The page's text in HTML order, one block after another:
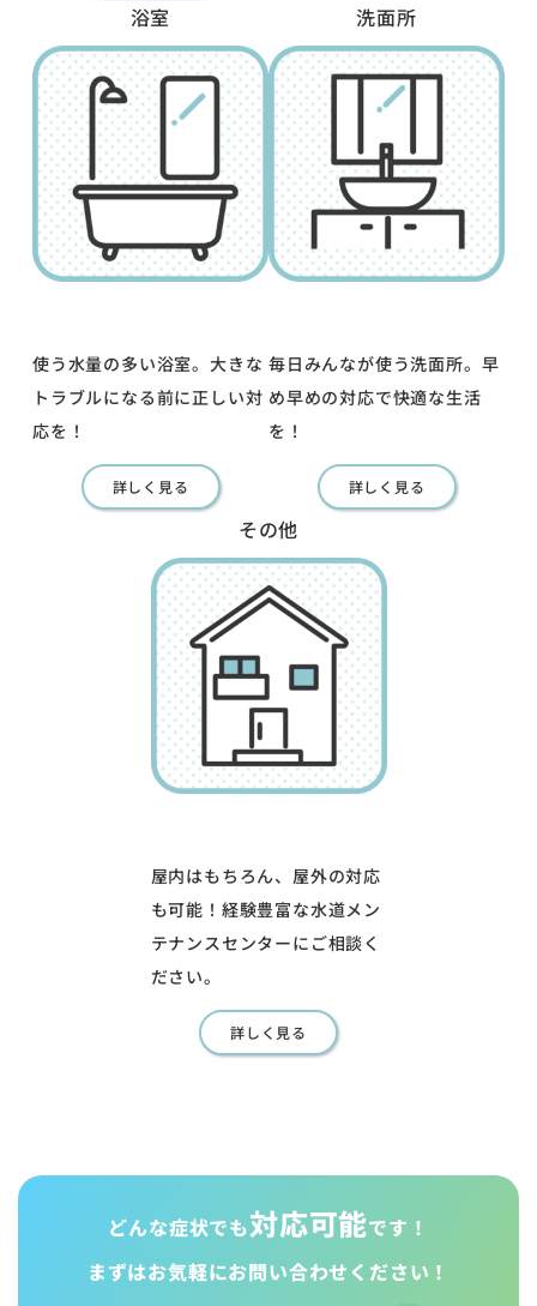
浴室
使う水量の多い浴室。大きな
トラブルになる前に正しい対
応を！
詳しく見る
洗面所
毎日みんなが使う洗面所。早
め早めの対応で快適な生活
を！
詳しく見る
その他
屋内はもちろん、屋外の対応
も可能！経験豊富な水道メン
テナンスセンターにご相談く
ださい。
詳しく見る
どんな症状でも対応可能です！
まずはお気軽にお問い合わせください！